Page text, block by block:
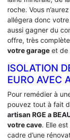
roche. Vous
allégera donc
aussi gagner du
offre, très
votre garage et de
ISOLATION
EURO AVEC
Pour remédier à
pouvez tout à fait
artisan RGE a
votre cave. Elle
cadre d’une